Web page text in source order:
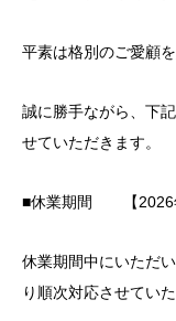
平素は格別のご愛顧
誠に勝手ながら、下
せていただきます。
■休業期間 【2026
休業期間中にいただ
り順次対応させていた